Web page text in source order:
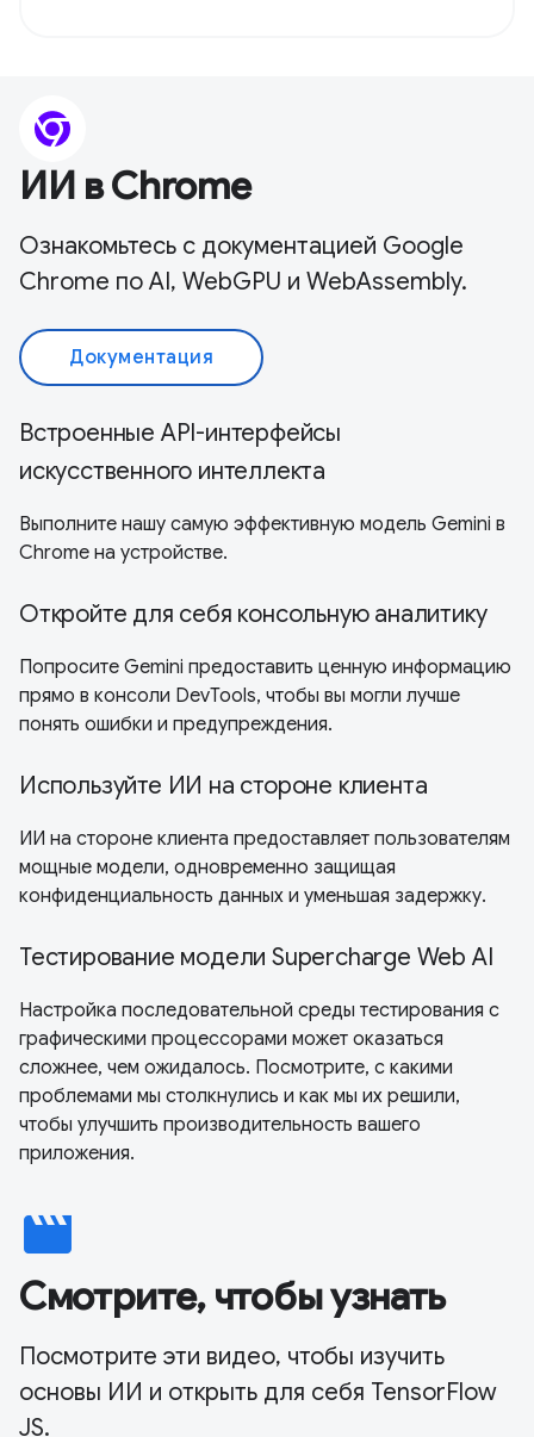
ИИ в Chrome
Ознакомьтесь с документацией Google
Chrome по AI, WebGPU и WebAssembly.
Документация
Встроенные API-интерфейсы
искусственного интеллекта
Выполните нашу самую эффективную модель Gemini в
Chrome на устройстве.
Откройте для себя консольную аналитику
Попросите Gemini предоставить ценную информацию
прямо в консоли DevTools, чтобы вы могли лучше
понять ошибки и предупреждения.
Используйте ИИ на стороне клиента
ИИ на стороне клиента предоставляет пользователям
мощные модели, одновременно защищая
конфиденциальность данных и уменьшая задержку.
Тестирование модели Supercharge Web AI
Настройка последовательной среды тестирования с
графическими процессорами может оказаться
сложнее, чем ожидалось. Посмотрите, с какими
проблемами мы столкнулись и как мы их решили,
чтобы улучшить производительность вашего
приложения.
movie
Смотрите, чтобы узнать
Посмотрите эти видео, чтобы изучить
основы ИИ и открыть для себя TensorFlow
JS.